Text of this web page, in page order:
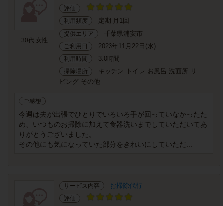
30代 女性
評価
利用頻度
定期 月1回
提供エリア 千葉県浦安市
ご利用日 2023年11月22日(水)
利用時間 3.0時間
掃除場所
キッチン トイレ お風呂 洗面所 リ
ビング その他
ご感想
今週は夫が出張でひとりでいろいろ手が回っていなかったた
め、いつものお掃除に加えて食器洗いまでしていただいてあ
りがとうございました。
その他にも気になっていた部分をきれいにしていただ...
サービス内容 お掃除代行
評価